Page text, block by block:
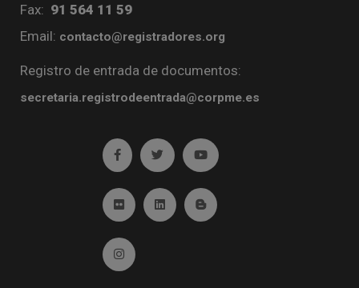
Fax: 91 564 11 59
Email: contacto@registradores.org
Registro de entrada de documentos:
secretaria.registrodeentrada@corpme.es
Ir a facebook (abre en ventana nueva)
Ir a twitter (abre en ventana nueva)
Ir a YouTube (abre en
Ir a Flickr (abre en ventana nueva)
Ir a Linkedin (abre en ventana nueva)
Ir al Blog (abre en ventana
Ir a Instagram (abre en ventana nueva)